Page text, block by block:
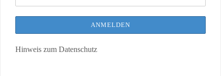
Hinweis zum Datenschutz